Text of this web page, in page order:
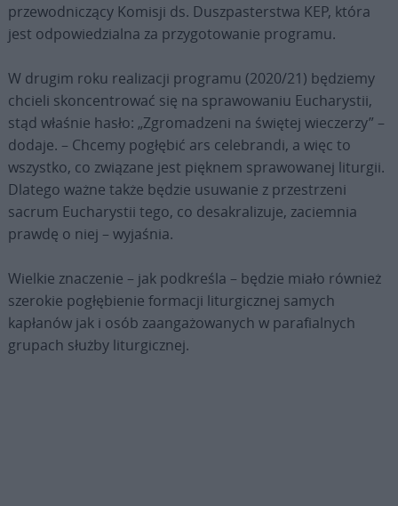
przewodniczący Komisji ds. Duszpasterstwa KEP, która
jest odpowiedzialna za przygotowanie programu.
W drugim roku realizacji programu (2020/21) będziemy
chcieli skoncentrować się na sprawowaniu Eucharystii,
stąd właśnie hasło: „Zgromadzeni na świętej wieczerzy” –
dodaje. – Chcemy pogłębić ars celebrandi, a więc to
wszystko, co związane jest pięknem sprawowanej liturgii.
Dlatego ważne także będzie usuwanie z przestrzeni
sacrum Eucharystii tego, co desakralizuje, zaciemnia
prawdę o niej – wyjaśnia.
Wielkie znaczenie – jak podkreśla – będzie miało również
szerokie pogłębienie formacji liturgicznej samych
kapłanów jak i osób zaangażowanych w parafialnych
grupach służby liturgicznej.